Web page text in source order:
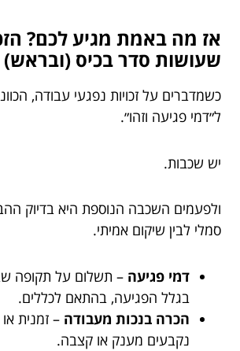
אז מה באמת מגיע לכם?
שעושות סדר בכיס (ובראש)
כשמדברים על זכויות נפגעי עבודה,
ל״דמי פגיעה וזהו״.
יש שכבות.
ולפעמים השכבה הנוספת היא בדיוק
סמלי לבין שיקום אמיתי.
דמי פגיעה – תשלום על תקופה
בגלל הפגיעה, בהתאם לכללים.
הכרה בנכות מעבודה – זמנית
נקבעים מענק או קצבה.